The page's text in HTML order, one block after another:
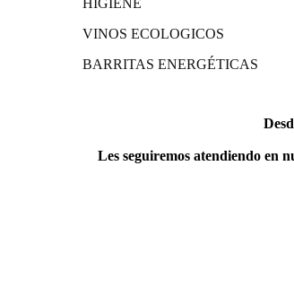
HIGIENE
VINOS ECOLOGICOS
BARRITAS ENERGÉTICAS
Les seguiremos atendiendo en